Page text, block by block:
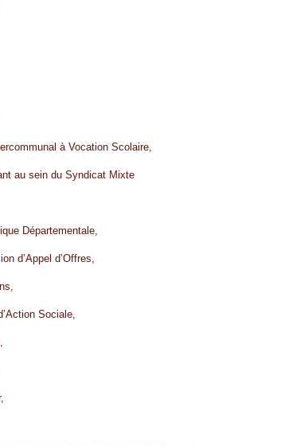
à Vocation Scolaire,
au sein du Syndicat Mixte
Départementale,
d’Appel d’Offres,
Sociale,